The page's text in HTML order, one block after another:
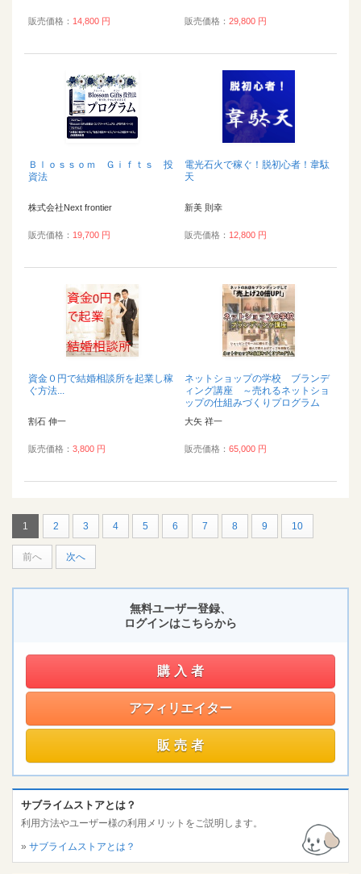
販売価格： 14,800 円 販売価格： 29,800 円
Ｂｌｏｓｓｏｍ Ｇｉｆｔｓ 投
資法
株式会社Next frontier
販売価格： 19,700 円
電光石火で稼ぐ！脱初心者！韋駄
天
新美 則幸
販売価格： 12,800 円
資金０円で結婚相談所を起業し稼
ぐ方法...
割石 伸一
販売価格： 3,800 円
ネットショップの学校 ブランデ
ィング講座 ～売れるネットショ
ップの仕組みづくりプログラム
～...
大矢 祥一
販売価格： 65,000 円
1 2 3 4 5 6 7 8 9 10
前へ 次へ
無料ユーザー登録、
ログインはこちらから
購入者
アフィリエイター
販売者
サブライムストアとは？
利用方法やユーザー様の利用メリットをご説明します。
» サブライムストアとは？